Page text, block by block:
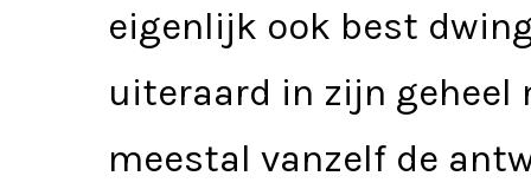
eigenlijk ook best
uiteraard in zijn
meestal vanzelf de